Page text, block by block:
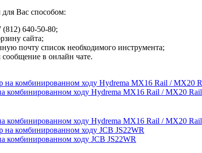
Вас способом:
(812) 640-50-80;
сайта;
почту список необходимого инструмента;
в онлайн чате.
комбинированном ходу Hydrema MX16 Rail / MX20 Rail
комбинированном ходу Hydrema MX16 Rail / MX20 Rail
комбинированном ходу JCB JS22WR